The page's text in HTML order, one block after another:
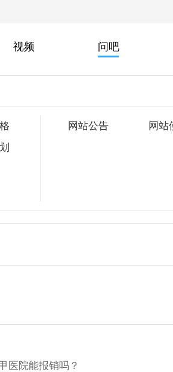
视频 问吧
网站公告 网站
医院能报销吗？